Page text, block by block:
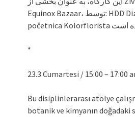
Equinox Bazaar، توسط: HDD Dizajnerska
*
23.3 Cumartesi / 15:00 – 17:00
Bu disiplinlerarası atölye
botanik ve kimyanın doğadaki